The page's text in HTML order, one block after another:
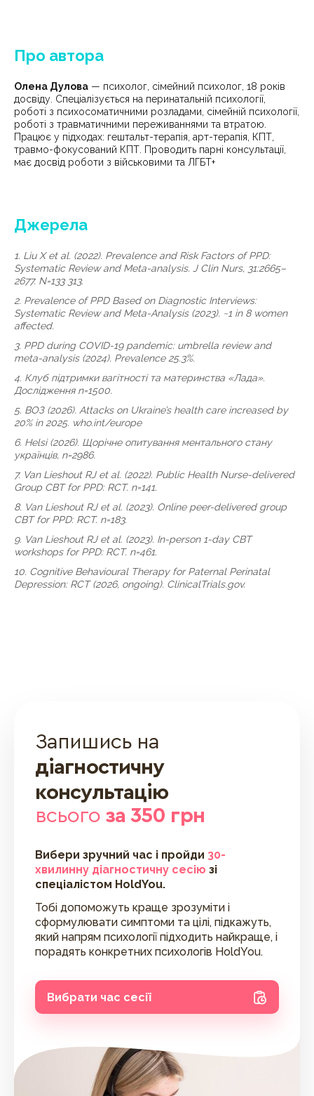
Про автора
Олена Дулова — психолог, сімейний психолог, 18 років
досвіду. Спеціалізується на перинатальній психології,
роботі з психосоматичними розладами, сімейній психології,
роботі з травматичними переживаннями та втратою.
Працює у підходах: гештальт-терапія, арт-терапія, КПТ,
травмо-фокусований КПТ. Проводить парні консультації,
має досвід роботи з військовими та ЛГБТ+
Джерела
1. Liu X et al. (2022). Prevalence and Risk Factors of PPD:
Systematic Review and Meta-analysis. J Clin Nurs, 31:2665–
2677. N=133 313.
2. Prevalence of PPD Based on Diagnostic Interviews:
Systematic Review and Meta-Analysis (2023). ~1 in 8 women
affected.
3. PPD during COVID-19 pandemic: umbrella review and
meta-analysis (2024). Prevalence 25.3%.
4. Клуб підтримки вагітності та материнства «Лада».
Дослідження n=1500.
5. ВОЗ (2026). Attacks on Ukraine’s health care increased by
20% in 2025. who.int/europe
6. Helsi (2026). Щорічне опитування ментального стану
українців, n=2986.
7. Van Lieshout RJ et al. (2022). Public Health Nurse-delivered
Group CBT for PPD: RCT. n=141.
8. Van Lieshout RJ et al. (2023). Online peer-delivered group
CBT for PPD: RCT. n=183.
9. Van Lieshout RJ et al. (2023). In-person 1-day CBT
workshops for PPD: RCT. n=461.
10. Cognitive Behavioural Therapy for Paternal Perinatal
Depression: RCT (2026, ongoing). ClinicalTrials.gov.
Запишись на
діагностичну
консультацію
всього за 350 грн
Вибери зручний час і пройди 30-
хвилинну діагностичну сесію зі
спеціалістом HoldYou.
Тобі допоможуть краще зрозуміти і
сформулювати симптоми та цілі, підкажуть,
який напрям психології підходить найкраще, і
порадять конкретних психологів HoldYou.
Вибрати час сесії